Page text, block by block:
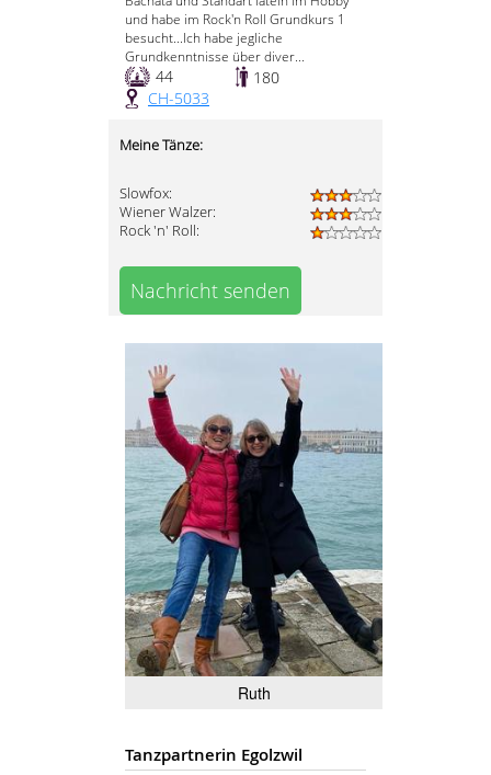
und habe im Rock'n Roll Grundkurs 1
besucht...Ich habe jegliche
Grundkenntnisse über diver...
44
180
CH-5033
Meine Tänze:
Slowfox:
Wiener Walzer:
Rock 'n' Roll:
Nachricht senden
Ruth
Tanzpartnerin Egolzwil